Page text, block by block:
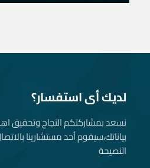
لديك أى استفسار؟
نسعد بمشاركتكم النجاح وتحقيق
بياناتك، سيقوم أحد مستشارينا
النصيحة